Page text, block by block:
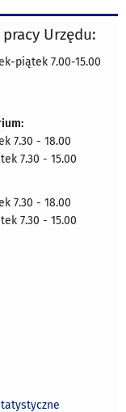
Urzędu:
piątek 7.00-15.00
7.30 - 18.00
7.30 - 15.00
7.30 - 18.00
7.30 - 15.00